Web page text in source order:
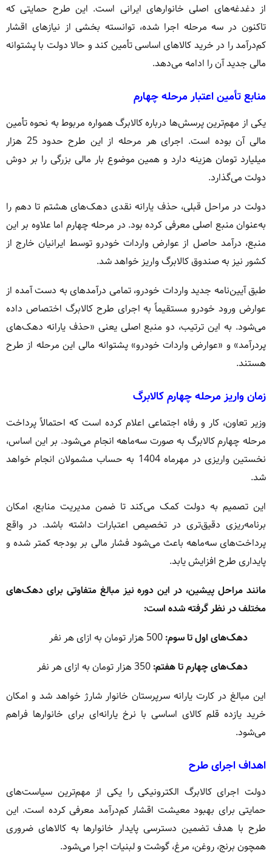
از دغدغه‌های اصلی خانوارهای ایرانی است. این طرح حمایتی که
تاکنون در سه مرحله اجرا شده، توانسته بخشی از نیازهای اقشار
کم‌درآمد را در خرید کالاهای اساسی تأمین کند و حالا دولت با پشتوانه
مالی جدید آن را ادامه می‌دهد.
منابع تأمین اعتبار مرحله چهارم
یکی از مهم‌ترین پرسش‌ها درباره کالابرگ همواره مربوط به نحوه تأمین
مالی آن بوده است. اجرای هر مرحله از این طرح حدود 25 هزار
میلیارد تومان هزینه دارد و همین موضوع بار مالی بزرگی را بر دوش
دولت می‌گذارد.
دولت در مراحل قبلی، حذف یارانه نقدی دهک‌های هشتم تا دهم را
به‌عنوان منبع اصلی معرفی کرده بود. در مرحله چهارم اما علاوه بر این
منبع، درآمد حاصل از عوارض واردات خودرو توسط ایرانیان خارج از
کشور نیز به صندوق کالابرگ واریز خواهد شد.
طبق آیین‌نامه جدید واردات خودرو، تمامی درآمدهای به دست آمده از
عوارض ورود خودرو مستقیماً به اجرای طرح کالابرگ اختصاص داده
می‌شود. به این ترتیب، دو منبع اصلی یعنی «حذف یارانه دهک‌های
پردرآمد» و «عوارض واردات خودرو» پشتوانه مالی این مرحله از طرح
هستند.
زمان واریز مرحله چهارم کالابرگ
وزیر تعاون، کار و رفاه اجتماعی اعلام کرده است که احتمالاً پرداخت
مرحله چهارم کالابرگ به صورت سه‌ماهه انجام می‌شود. بر این اساس،
نخستین واریزی در مهرماه 1404 به حساب مشمولان انجام خواهد
شد.
این تصمیم به دولت کمک می‌کند تا ضمن مدیریت منابع، امکان
برنامه‌ریزی دقیق‌تری در تخصیص اعتبارات داشته باشد. در واقع
پرداخت‌های سه‌ماهه باعث می‌شود فشار مالی بر بودجه کمتر شده و
پایداری طرح افزایش یابد.
مانند مراحل پیشین، در این دوره نیز مبالغ متفاوتی برای دهک‌های
مختلف در نظر گرفته شده است:
دهک‌های اول تا سوم:
دهک‌های چهارم تا هفتم:
این مبالغ در کارت یارانه سرپرستان خانوار شارژ خواهد شد و امکان
خرید یازده قلم کالای اساسی با نرخ یارانه‌ای برای خانوارها فراهم
می‌شود.
اهداف اجرای طرح
دولت اجرای کالابرگ الکترونیکی را یکی از مهم‌ترین سیاست‌های
حمایتی برای بهبود معیشت اقشار کم‌درآمد معرفی کرده است. این
طرح با هدف تضمین دسترسی پایدار خانوارها به کالاهای ضروری
همچون برنج، روغن، مرغ، گوشت و لبنیات اجرا می‌شود.